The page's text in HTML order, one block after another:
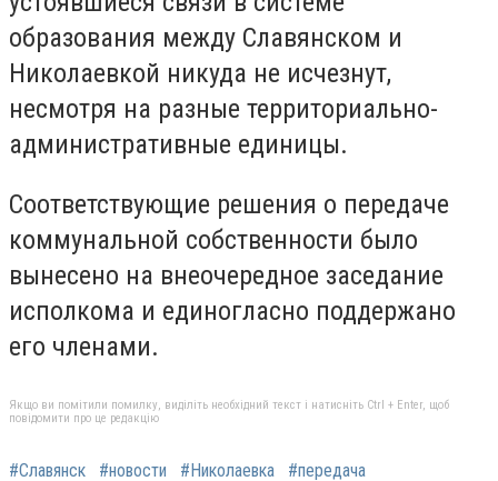
образования между Славянском и
Николаевкой никуда не исчезнут,
несмотря на разные территориально-
административные единицы.
Соответствующие решения о передаче
коммунальной собственности было
вынесено на внеочередное заседание
исполкома и единогласно поддержано
его членами.
Якщо ви помітили помилку, виділіть необхідний текст і натисніть Ctrl + Enter, щоб
повідомити про це редакцію
#Славянск #новости #Николаевка
#передача